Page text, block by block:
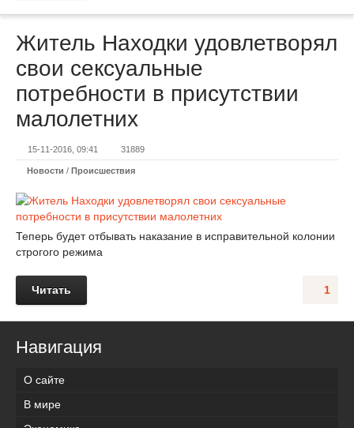
Житель Находки удовлетворял
свои сексуальные
потребности в присутствии
малолетних
15-11-2016, 09:41 31889
Новости / Происшествия
Теперь будет отбывать наказание в исправительной колонии
строгого режима
1
Читать
Навигация
О сайте
В мире